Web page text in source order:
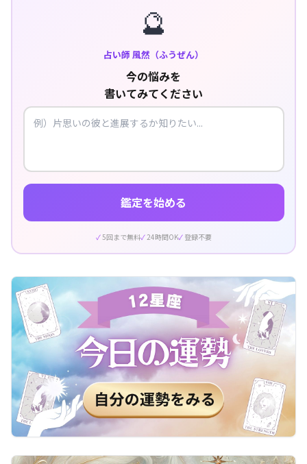
🔮
占い師 風然（ふうぜん）
今の悩みを
書いてみてください
鑑定を始める
5回まで無料 24時間OK 登録不要